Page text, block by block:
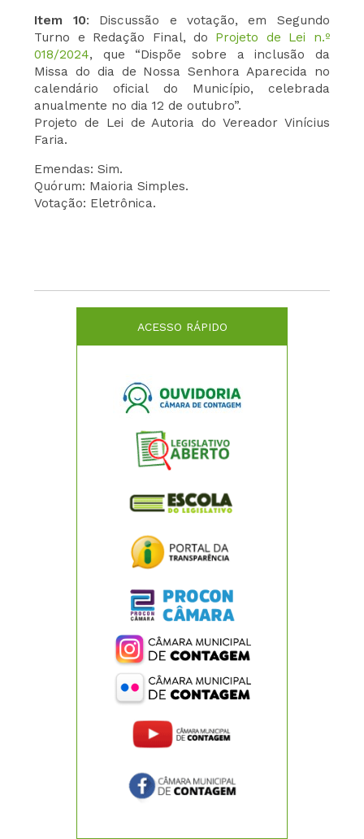
Item 10: Discussão e votação, em Segundo
Turno e Redação Final, do Projeto de Lei n.º
018/2024, que “Dispõe sobre a inclusão da
Missa do dia de Nossa Senhora Aparecida no
calendário oficial do Município, celebrada
anualmente no dia 12 de outubro”.
Projeto de Lei de Autoria do Vereador Vinícius
Faria.
Emendas: Sim.
Quórum: Maioria Simples.
Votação: Eletrônica.
ACESSO RÁPIDO